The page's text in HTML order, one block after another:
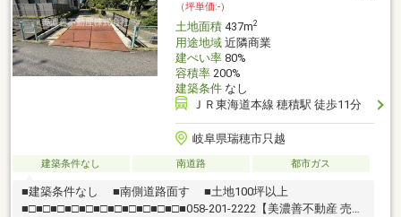
（坪単価:-）
土地面積437m2
用途地域近隣商業
建ぺい率80%
容積率200%
建築条件なし
ＪＲ東海道本線 穂積駅 徒歩11分
岐阜県瑞穂市只越
建築条件なし 南道路 都市ガス
■建築条件なし ■南側道路面す ■土地100坪以上
■□■□■□■□■□■□■□■□■□■□■□■058-201-2222【美濃善不動産 売買